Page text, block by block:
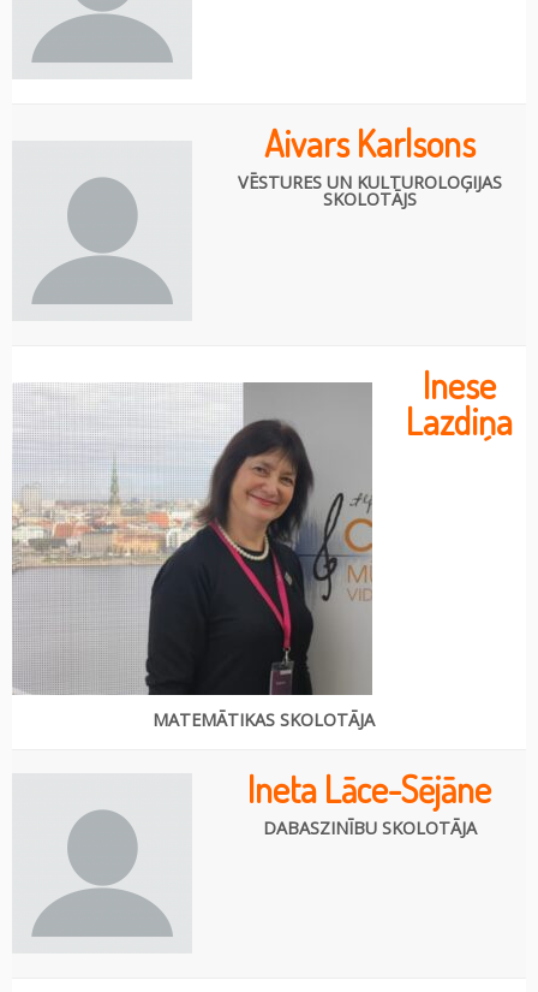
Aivars Karlsons
VĒSTURES UN KULTUROLOĢIJAS
SKOLOTĀJS
Inese
Lazdiņa
MATEMĀTIKAS SKOLOTĀJA
Ineta Lāce-Sējāne
DABASZINĪBU SKOLOTĀJA